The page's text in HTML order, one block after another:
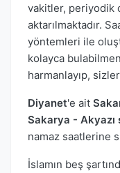
vakitler, periyodik
aktarılmaktadır.
yöntemleri ile
kolayca
harmanlayıp,
Diyanet'e ait
Sakarya - Akyazı
namaz saatlerine
İslamın beş